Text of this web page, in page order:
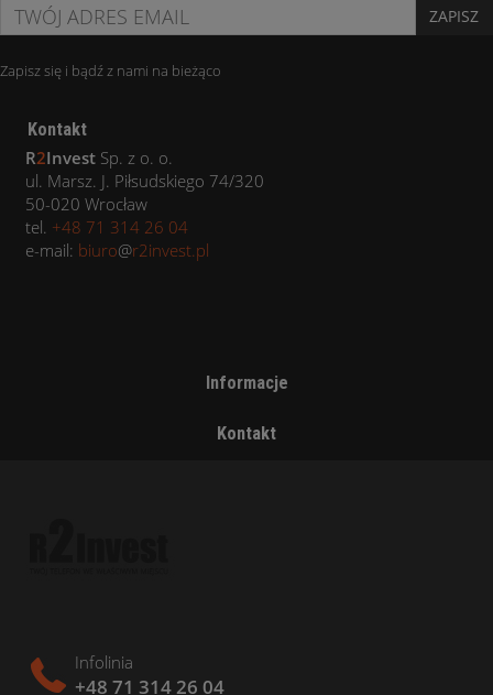
ZAPISZ
Zapisz się i bądź z nami na bieżąco
Kontakt
R2Invest Sp. z o. o.
ul. Marsz. J. Piłsudskiego 74/320
50-020 Wrocław
tel. +48 71 314 26 04
e-mail: biuro@r2invest.pl
Informacje
Kontakt
Infolinia
+48 71 314 26 04